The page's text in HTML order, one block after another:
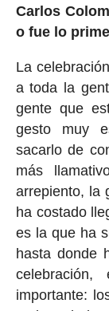
Carlos
o fue lo
La
a toda la
gente que
gesto muy
sacarlo de
más
arrepiento, la
ha costado
es la que ha
hasta donde
importante: